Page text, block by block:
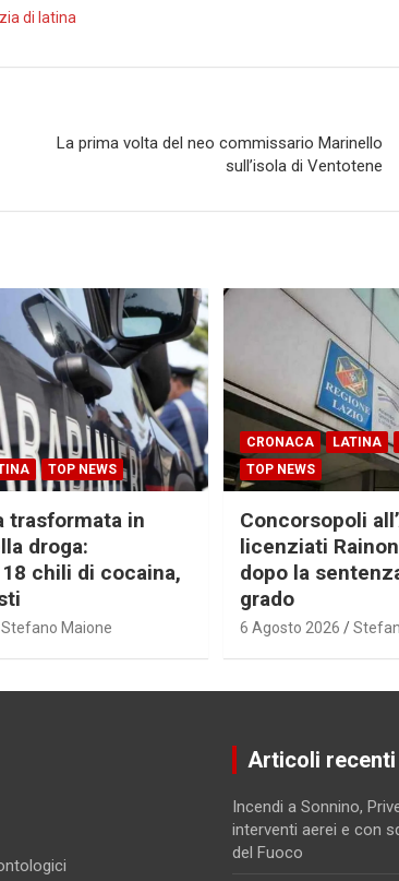
di latina
La prima volta del neo commissario Marinello
sull’isola di Ventotene
TOP NEWS
trasformata in
droga:
chili di cocaina,
Stefano Maione
CRONACA LATINA
TOP NEWS
Concorsopoli
licenziati
dopo la
grado
6 Agosto 2026
Articoli recenti
Incendi a Sonnino,
interventi aerei e con
del Fuoco